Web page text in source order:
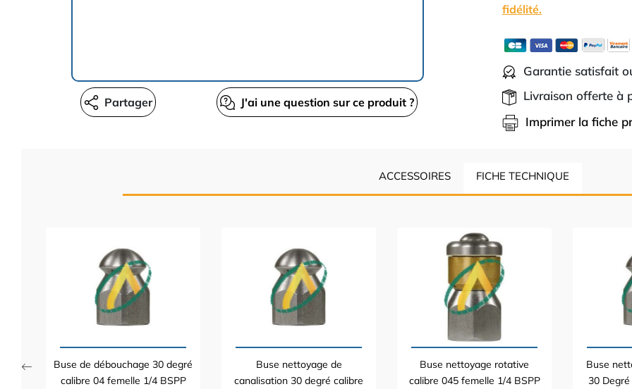
J'ai une question sur ce produit ?
Partager
fidélité.
Garantie satisfait
Livraison offerte à
Imprimer la fiche
ACCESSOIRES FICHE TECHNIQUE
Buse de débouchage 30 degré
calibre 04 femelle 1/4 BSPP
Buse nettoyage de
canalisation 30 degré calibre
Buse nettoyage rotative
calibre 045 femelle 1/4 BSPP
Buse
30